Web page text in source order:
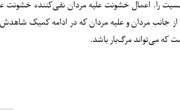
را. اعمال خشونت علیه مردان نفی‌کننده خشونت
از جانب مردان و علیه مردان که در ادامه کمیک
می‌تواند مرگ‌بار باشد.